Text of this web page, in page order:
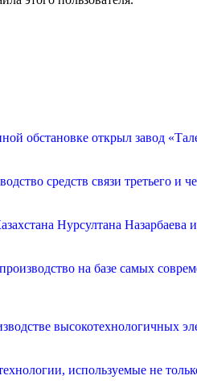
обстановке открыл завод
средств связи третьего и
Нурсултана
на базе самых
высокотехнологичных
используемые не